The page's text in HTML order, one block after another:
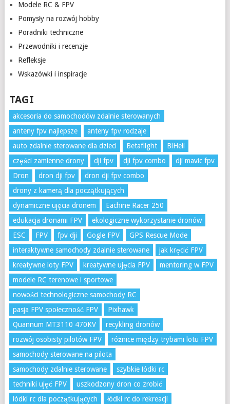
Modele RC & FPV
Pomysły na rozwój hobby
Poradniki techniczne
Przewodniki i recenzje
Refleksje
Wskazówki i inspiracje
TAGI
akcesoria do samochodów zdalnie sterowanych
anteny fpv najlepsze
anteny fpv rodzaje
auto zdalnie sterowane dla dzieci
Betaflight
BlHeli
części zamienne drony
dji fpv dji fpv combo
dji mavic fpv
Dron
dron dji fpv
dron dji fpv combo
drony z kamerą dla początkujących
dynamiczne ujęcia dronem
Eachine Racer 250
edukacja dronami FPV
ekologiczne wykorzystanie dronów
ESC
FPV fpv dji Gogle FPV
GPS Rescue Mode
interaktywne samochody zdalnie sterowane
jak kręcić FPV
kreatywne loty FPV
kreatywne ujęcia FPV
mentoring w FPV
modele RC terenowe i sportowe
nowości technologiczne samochody RC
pasja FPV społeczność FPV
Pixhawk
Quannum MT3110 470KV
recykling dronów
rozwój osobisty pilotów FPV
różnice między trybami lotu FPV
samochody sterowane na pilota
samochody zdalnie sterowane
szybkie łódki rc
techniki ujęć FPV
uszkodzony dron co zrobić
łódki rc dla początkujących
łódki rc do rekreacji